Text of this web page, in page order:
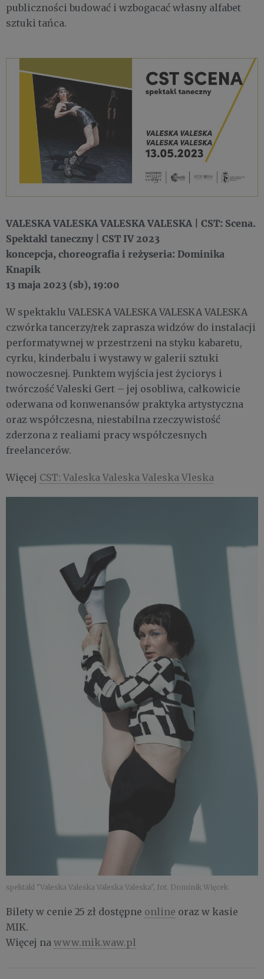
publiczności budować i wzbogacać własny alfabet
sztuki tańca.
VALESKA VALESKA VALESKA VALESKA | CST: Scena.
Spektakl taneczny | CST IV 2023
koncepcja, choreografia i reżyseria: Dominika
Knapik
13 maja 2023 (sb), 19:00
W spektaklu VALESKA VALESKA VALESKA VALESKA
czwórka tancerzy/rek zaprasza widzów do instalacji
performatywnej w przestrzeni na styku kabaretu,
cyrku, kinderbalu i wystawy w galerii sztuki
nowoczesnej. Punktem wyjścia jest życiorys i
twórczość Valeski Gert – jej osobliwa, całkowicie
oderwana od konwenansów praktyka artystyczna
oraz współczesna, niestabilna rzeczywistość
zderzona z realiami pracy współczesnych
freelancerów.
Więcej CST: Valeska Valeska Valeska Vleska
spektakl "Valeska Valeska Valeska Valeska", fot. Dominik Więcek
Bilety w cenie 25 zł dostępne online oraz w kasie
MIK.
Więcej na www.mik.waw.pl